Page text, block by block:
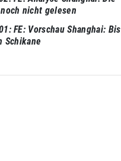
nicht gelesen
FE: Vorschau Shanghai: Bis
Schikane